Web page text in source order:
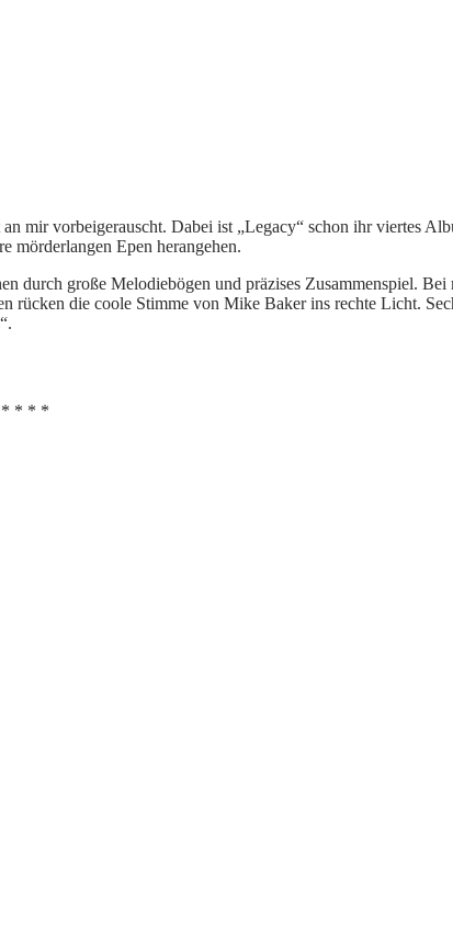
mir vorbeigerauscht. Dabei ist „Legacy“ schon ihr viertes
mörderlangen Epen herangehen.
durch große Melodiebögen und präzises Zusammenspiel.
rücken die coole Stimme von Mike Baker ins rechte Licht.
* * *